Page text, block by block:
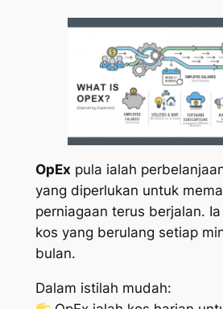
OpEx pula ialah
yang diperlukan untuk
perniagaan terus berjalan.
kos yang berulang setiap
bulan.
Dalam istilah mudah: